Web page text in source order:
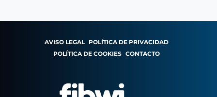
AVISO LEGAL POLÍTICA DE PRIVACIDAD
POLÍTICA DE COOKIES CONTACTO